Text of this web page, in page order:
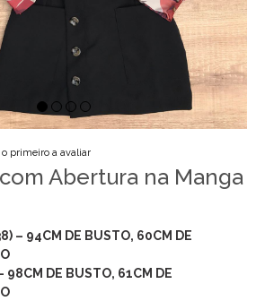
o primeiro a avaliar
Abertura na Manga
– 94CM DE BUSTO, 60CM DE
98CM DE BUSTO, 61CM DE